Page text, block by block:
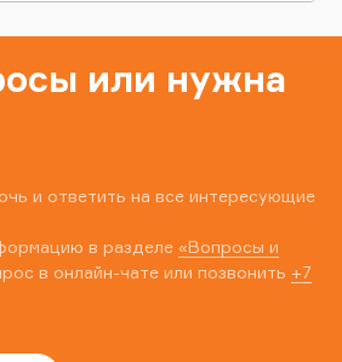
или нужна
и ответить на все интересующие
в разделе «Вопросы и
в онлайн-чате или позвонить +7